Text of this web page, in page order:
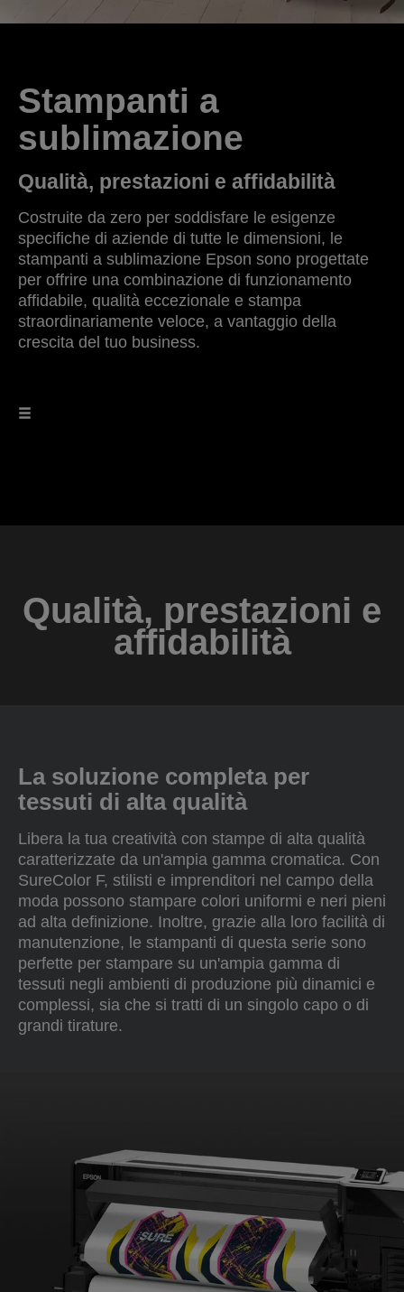
Stampanti a
sublimazione
Qualità, prestazioni e affidabilità
Costruite da zero per soddisfare le esigenze
specifiche di aziende di tutte le dimensioni, le
stampanti a sublimazione Epson sono progettate
per offrire una combinazione di funzionamento
affidabile, qualità eccezionale e stampa
straordinariamente veloce, a vantaggio della
crescita del tuo business.
Qualità, prestazioni e
affidabilità
La soluzione completa per
tessuti di alta qualità
Libera la tua creatività con stampe di alta qualità
caratterizzate da un'ampia gamma cromatica. Con
SureColor F, stilisti e imprenditori nel campo della
moda possono stampare colori uniformi e neri pieni
ad alta definizione. Inoltre, grazie alla loro facilità di
manutenzione, le stampanti di questa serie sono
perfette per stampare su un'ampia gamma di
tessuti negli ambienti di produzione più dinamici e
complessi, sia che si tratti di un singolo capo o di
grandi tirature.